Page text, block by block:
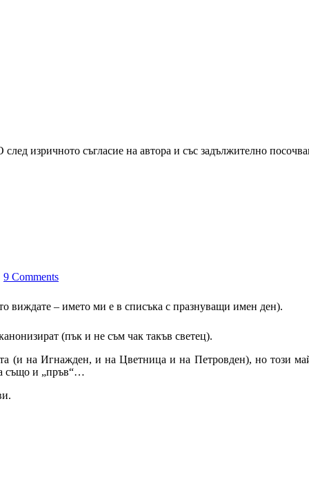
изричното съгласие на автора и със задължително
9 Comments
виждате – името ми е в списъка с празнуващи имен ден).
(пък и не съм чак такъв светец).
(и на Игнажден, и на Цветница и на Петровден), но този
а също и „пръв“…